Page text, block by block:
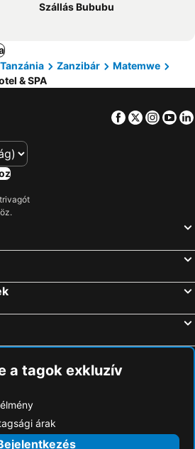
Szállás Bububu
Tanzánia Zanzibár
Matemwe
& SPA
Facebook
Twitter
a tagok exkluzív
árak